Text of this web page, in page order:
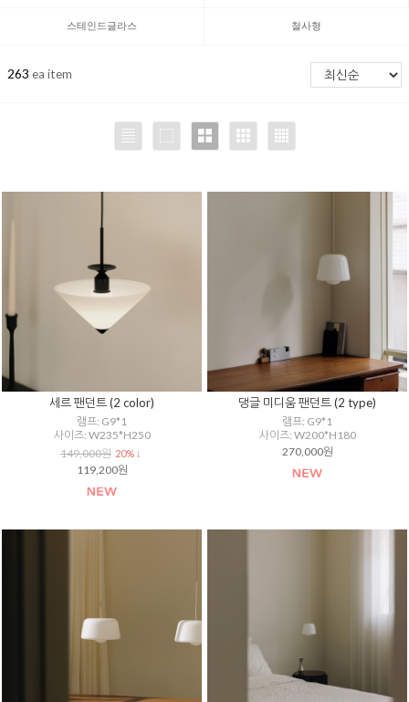
스테인드글라스 철사형
263 ea item
세르 팬던트 (2 color)
램프: G9*1
사이즈: W235*H250
149,000원 20% ↓
119,200원
댕글 미디움 팬던트 (2 type)
램프: G9*1
사이즈: W200*H180
270,000원